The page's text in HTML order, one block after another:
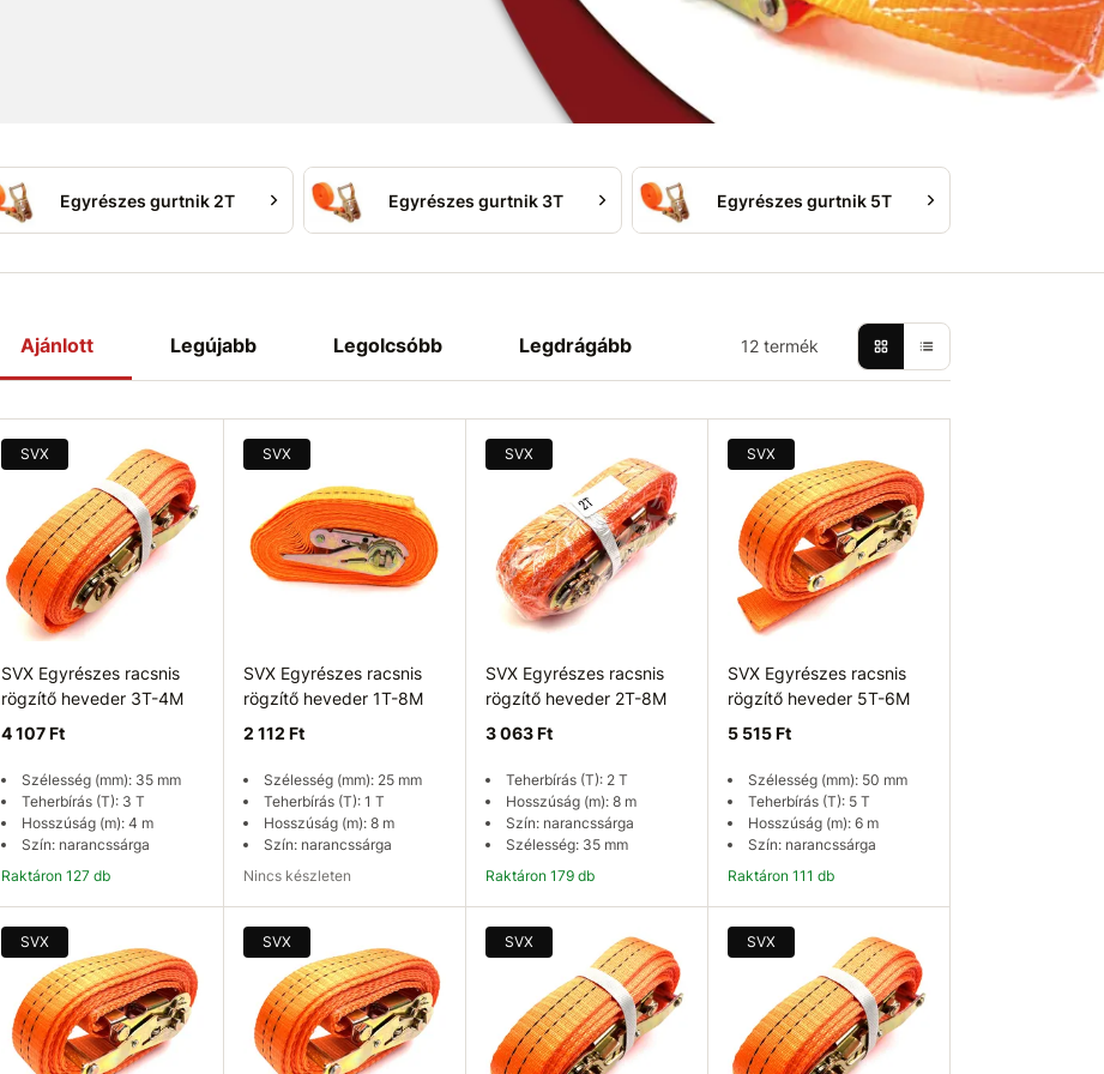
Egyrészes gurtnik 2T Egyrészes gurtnik 3T Egyrészes gurtnik 5T
Ajánlott Legújabb Legolcsóbb Legdrágább 12 termék
SVX
SVX Egyrészes racsnis
rögzítő heveder 3T-4M
4 107 Ft
Szélesség (mm): 35 mm
Teherbírás (T): 3 T
Hosszúság (m): 4 m
Szín: narancssárga
Raktáron 127 db
SVX
SVX Egyrészes racsnis
rögzítő heveder 1T-8M
2 112 Ft
Szélesség (mm): 25 mm
Teherbírás (T): 1 T
Hosszúság (m): 8 m
Szín: narancssárga
Nincs készleten
Elérhetőség ellenőrzése
SVX
SVX Egyrészes racsnis
rögzítő heveder 2T-8M
3 063 Ft
Teherbírás (T): 2 T
Hosszúság (m): 8 m
Szín: narancssárga
Szélesség: 35 mm
Raktáron 179 db
SVX
SVX Egyrészes racsnis
rögzítő heveder 5T-6M
5 515 Ft
Szélesség (mm): 50 mm
Teherbírás (T): 5 T
Hosszúság (m): 6 m
Szín: narancssárga
Raktáron 111 db
SVX SVX SVX SVX